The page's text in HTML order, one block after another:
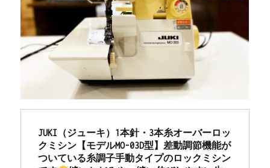
JUKI（ジューキ）1本針・3本糸オーバーロッ
クミシン【モデルMO-03D型】差動調節機能が
ついている糸調子手動タイプのロックミシン